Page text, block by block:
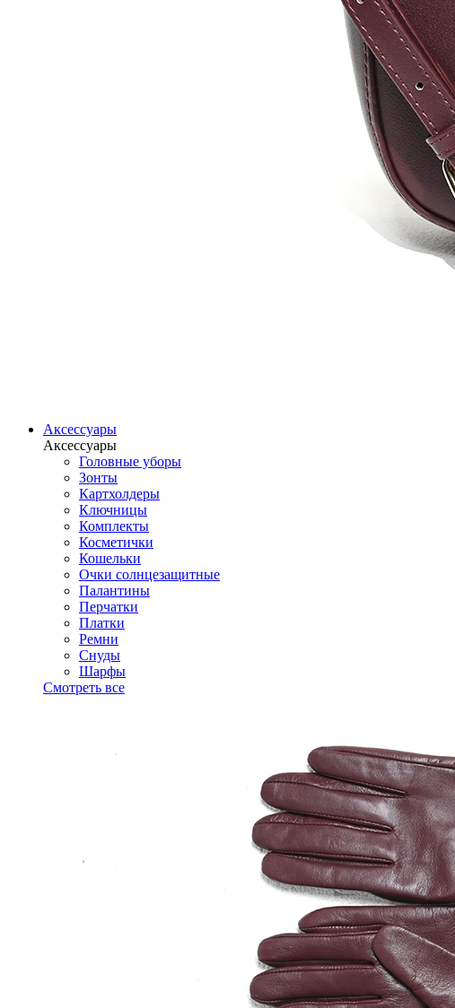
Аксессуары
Аксессуары
Головные уборы
Зонты
Картхолдеры
Ключницы
Комплекты
Косметички
Кошельки
Очки солнцезащитные
Палантины
Перчатки
Платки
Ремни
Снуды
Шарфы
Смотреть все